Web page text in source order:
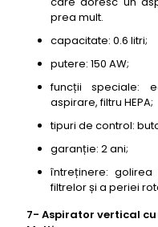
prea mult.
capacitate: 0.6 litri;
putere: 150 AW;
funcții speciale:
aspirare, filtru HEPA;
tipuri de control:
garanție: 2 ani;
întreținere:
filtrelor și a periei
7- Aspirator vertical